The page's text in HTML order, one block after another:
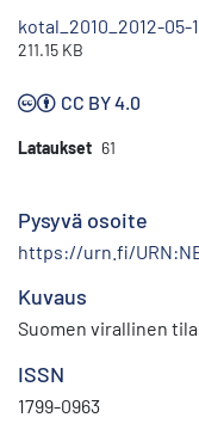
kotal_2010_2012-05-
211.15 KB
CC BY 4.0
Lataukset 61
Pysyvä osoite
https://urn.fi/
Kuvaus
Suomen virallinen
ISSN
1799-0963